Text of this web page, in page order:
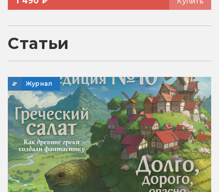
Статьи
Журнал